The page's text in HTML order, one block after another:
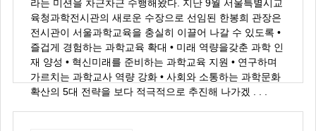
라는 미션을 차근차근 수행해왔다. 지난 9월 서울특별시교
육청과학전시관의 새로운 수장으로 선임된 한봉희 관장은
전시관이 서울과학교육을 충실히 이끌어 나갈 수 있도록 •
즐겁게 경험하는 과학교육 확대 • 미래 역량을갖춘 과학 인
재 양성 • 혁신미래를 준비하는 과학교육 지원 • 연구하며
가르치는 과학교사 역량 강화 • 사회와 소통하는 과학문화
확산의 5대 전략을 보다 적극적으로 추진해 나가겠 . . .